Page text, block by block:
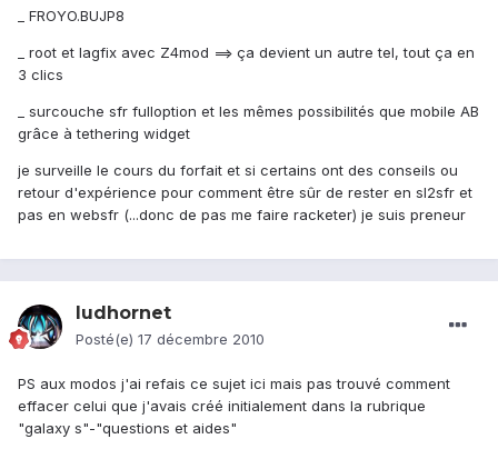
_ FROYO.BUJP8
_ root et lagfix avec Z4mod ==> ça devient un autre tel, tout ça en
3 clics
_ surcouche sfr fulloption et les mêmes possibilités que mobile AB
grâce à tethering widget
je surveille le cours du forfait et si certains ont des conseils ou
retour d'expérience pour comment être sûr de rester en sl2sfr et
pas en websfr (...donc de pas me faire racketer) je suis preneur
ludhornet
Posté(e) 17 décembre 2010
PS aux modos j'ai refais ce sujet ici mais pas trouvé comment
effacer celui que j'avais créé initialement dans la rubrique
"galaxy s"-"questions et aides"